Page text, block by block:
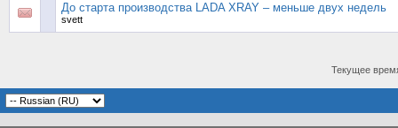
До старта производства LADA XRAY – меньше двух недель
svett
Текущее